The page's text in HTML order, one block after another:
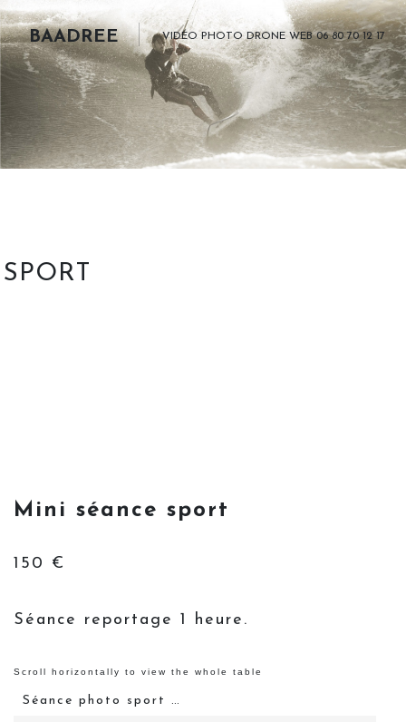
BAADREE VIDÉO PHOTO DRONE WEB 06 80 70 12 17
SPORT
Mini séance sport
150 €
Séance reportage 1 heure.
Séance photo sport …